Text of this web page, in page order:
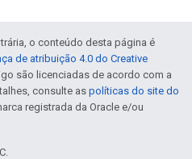
o conteúdo desta página é
de atribuição 4.0 do Creative
são licenciadas de acordo com a
consulte as políticas do site do
registrada da Oracle e/ou